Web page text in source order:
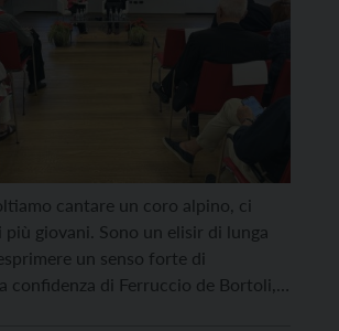
cantare un coro alpino, ci
giovani. Sono un elisir di lunga
un senso forte di
confidenza di Ferruccio de Bortoli,